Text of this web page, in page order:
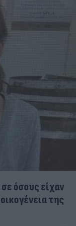
όσους είχαν
της